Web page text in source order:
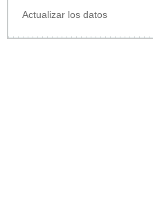
Actualizar los datos